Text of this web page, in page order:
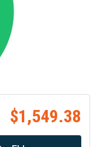
$1,549.38